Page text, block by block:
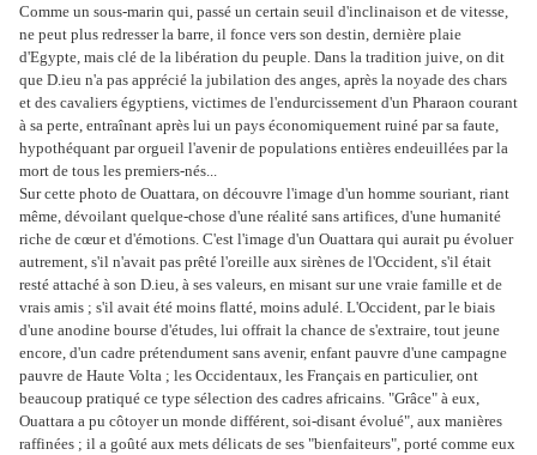
Comme un sous-marin qui, passé un certain seuil d'inclinaison et de vitesse,
ne peut plus redresser la barre, il fonce vers son destin, dernière plaie
d'Egypte, mais clé de la libération du peuple. Dans la tradition juive, on dit
que D.ieu n'a pas apprécié la jubilation des anges, après la noyade des chars
et des cavaliers égyptiens, victimes de l'endurcissement d'un Pharaon courant
à sa perte, entraînant après lui un pays économiquement ruiné par sa faute,
hypothéquant par orgueil l'avenir de populations entières endeuillées par la
mort de tous les premiers-nés...
Sur cette photo de Ouattara, on découvre l'image d'un homme souriant, riant
même, dévoilant quelque-chose d'une réalité sans artifices, d'une humanité
riche de cœur et d'émotions. C'est l'image d'un Ouattara qui aurait pu évoluer
autrement, s'il n'avait pas prêté l'oreille aux sirènes de l'Occident, s'il était
resté attaché à son D.ieu, à ses valeurs, en misant sur une vraie famille et de
vrais amis ; s'il avait été moins flatté, moins adulé. L'Occident, par le biais
d'une anodine bourse d'études, lui offrait la chance de s'extraire, tout jeune
encore, d'un cadre prétendument sans avenir, enfant pauvre d'une campagne
pauvre de Haute Volta ; les Occidentaux, les Français en particulier, ont
beaucoup pratiqué ce type sélection des cadres africains. "Grâce" à eux,
Ouattara a pu côtoyer un monde différent, soi-disant évolué", aux manières
raffinées ; il a goûté aux mets délicats de ses "bienfaiteurs", porté comme eux